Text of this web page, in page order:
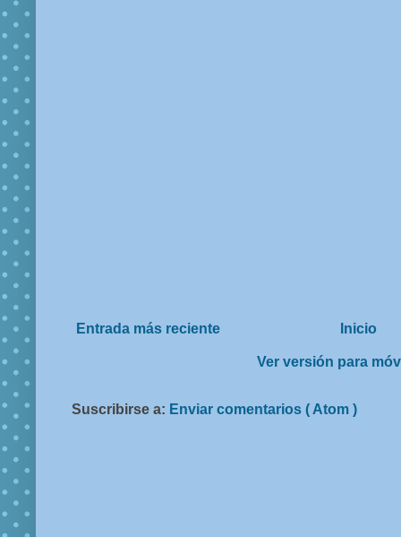
Entrada más reciente Inicio
Ver versión para
Suscribirse a: Enviar comentarios ( Atom )